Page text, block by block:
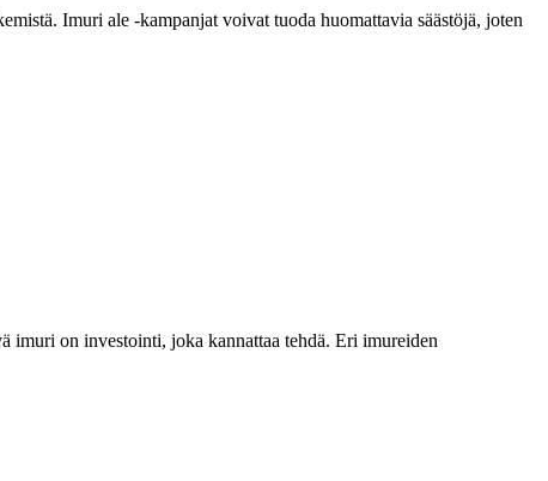
Imuri ale -kampanjat voivat tuoda huomattavia säästöjä, joten
imuri on investointi, joka kannattaa tehdä. Eri imureiden